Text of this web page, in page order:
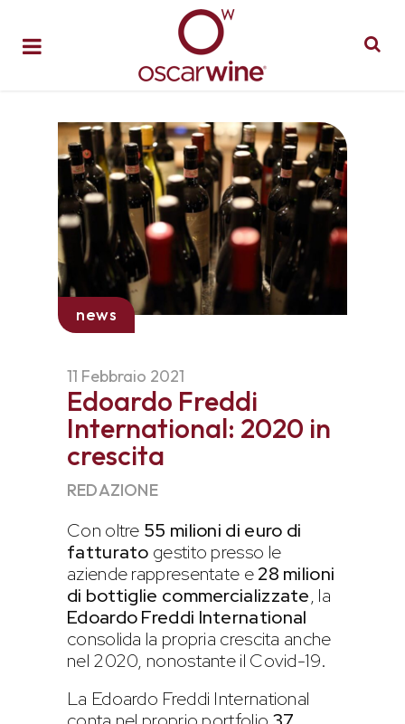
news
11 Febbraio 2021
Edoardo Freddi
International: 2020 in
crescita
REDAZIONE
Con oltre 55 milioni di euro di
fatturato gestito presso le
aziende rappresentate e28 milioni
di bottiglie commercializzate, la
Edoardo Freddi International
consolida la propria crescita anche
nel 2020, nonostante il Covid-19.
La Edoardo Freddi International